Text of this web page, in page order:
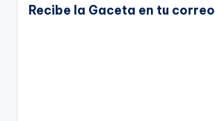
Recibe la Gaceta en tu correo